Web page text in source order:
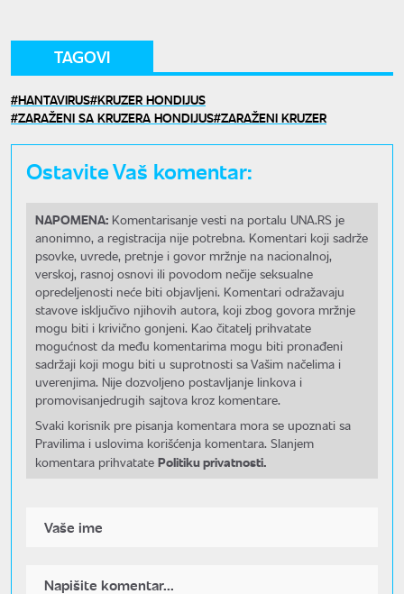
TAGOVI
HANTAVIRUS KRUZER HONDIJUS
ZARAŽENI SA KRUZERA HONDIJUS ZARAŽENI KRUZER
Ostavite Vaš komentar:
NAPOMENA: Komentarisanje vesti na portalu UNA.RS je
anonimno, a registracija nije potrebna. Komentari koji sadrže
psovke, uvrede, pretnje i govor mržnje na nacionalnoj,
verskoj, rasnoj osnovi ili povodom nečije seksualne
opredeljenosti neće biti objavljeni. Komentari odražavaju
stavove isključivo njihovih autora, koji zbog govora mržnje
mogu biti i krivično gonjeni. Kao čitatelj prihvatate
mogućnost da među komentarima mogu biti pronađeni
sadržaji koji mogu biti u suprotnosti sa Vašim načelima i
uverenjima. Nije dozvoljeno postavljanje linkova i
promovisanjedrugih sajtova kroz komentare.
Svaki korisnik pre pisanja komentara mora se upoznati sa
Pravilima i uslovima korišćenja komentara. Slanjem
komentara prihvatate Politiku privatnosti.